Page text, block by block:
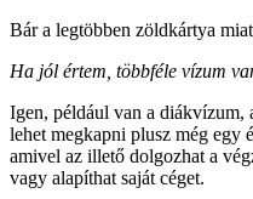
Bár a legtöbben zöldkártya
Ha jól értem, többféle vízum
Igen, például van a diákvízum,
lehet megkapni plusz még egy
amivel az illető dolgozhat a
vagy alapíthat saját céget.